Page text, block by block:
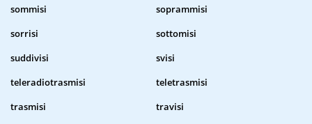
sommisi
soprammisi
sorrisi
sottomisi
suddivisi
svisi
teleradiotrasmisi
teletrasmisi
trasmisi
travisi